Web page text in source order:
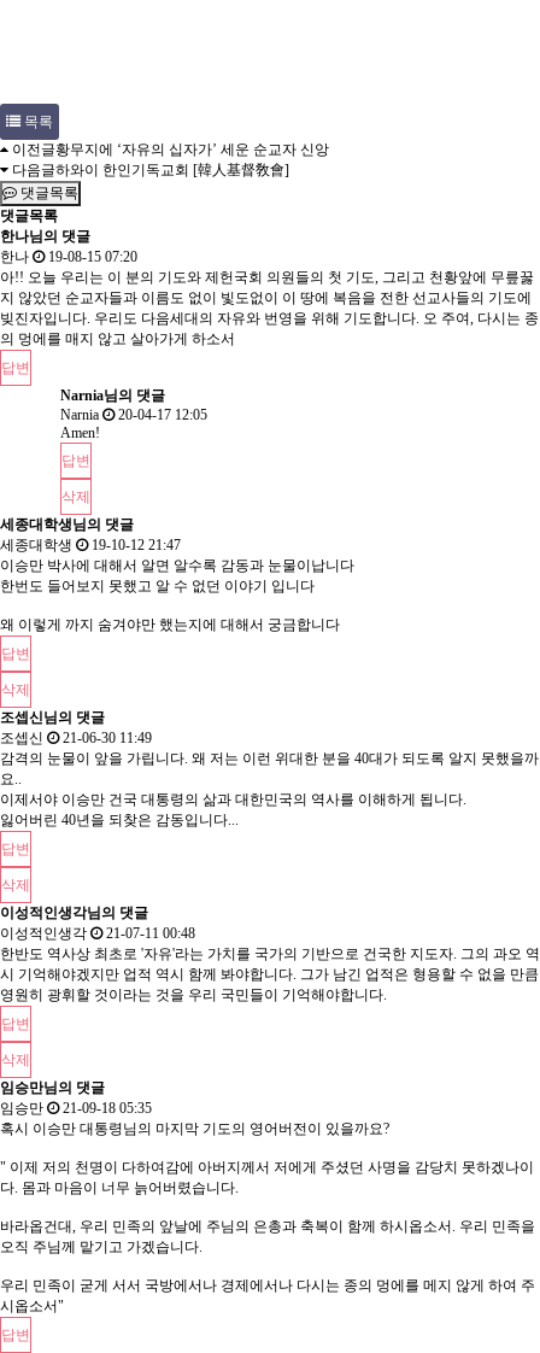
목록
이전글황무지에 ‘자유의 십자가’ 세운 순교자 신앙
다음글하와이 한인기독교회 [韓人基督敎會]
댓글목록
댓글목록
한나님의 댓글
한나
19-08-15 07:20
아!! 오늘 우리는 이 분의 기도와 제헌국회 의원들의 첫 기도, 그리고 천황앞에 무릎꿇
지 않았던 순교자들과 이름도 없이 빛도없이 이 땅에 복음을 전한 선교사들의 기도에
빚진자입니다. 우리도 다음세대의 자유와 번영을 위해 기도합니다. 오 주여, 다시는 종
의 멍에를 매지 않고 살아가게 하소서
답변
Narnia님의 댓글
Narnia
20-04-17 12:05
Amen!
답변
삭제
세종대학생님의 댓글
세종대학생
19-10-12 21:47
이승만 박사에 대해서 알면 알수록 감동과 눈물이납니다
한번도 들어보지 못했고 알 수 없던 이야기 입니다
왜 이렇게 까지 숨겨야만 했는지에 대해서 궁금합니다
답변
삭제
조셉신님의 댓글
조셉신
21-06-30 11:49
감격의 눈물이 앞을 가립니다. 왜 저는 이런 위대한 분을 40대가 되도록 알지 못했을까
요..
이제서야 이승만 건국 대통령의 삶과 대한민국의 역사를 이해하게 됩니다.
잃어버린 40년을 되찾은 감동입니다...
답변
삭제
이성적인생각님의 댓글
이성적인생각
21-07-11 00:48
한반도 역사상 최초로 '자유'라는 가치를 국가의 기반으로 건국한 지도자. 그의 과오 역
시 기억해야겠지만 업적 역시 함께 봐야합니다. 그가 남긴 업적은 형용할 수 없을 만큼
영원히 광휘할 것이라는 것을 우리 국민들이 기억해야합니다.
답변
삭제
임승만님의 댓글
임승만
21-09-18 05:35
혹시 이승만 대통령님의 마지막 기도의 영어버전이 있을까요?
" 이제 저의 천명이 다하여감에 아버지께서 저에게 주셨던 사명을 감당치 못하겠나이
다. 몸과 마음이 너무 늙어버렸습니다.
바라옵건대, 우리 민족의 앞날에 주님의 은총과 축복이 함께 하시옵소서. 우리 민족을
오직 주님께 맡기고 가겠습니다.
우리 민족이 굳게 서서 국방에서나 경제에서나 다시는 종의 멍에를 메지 않게 하여 주
시옵소서"
답변